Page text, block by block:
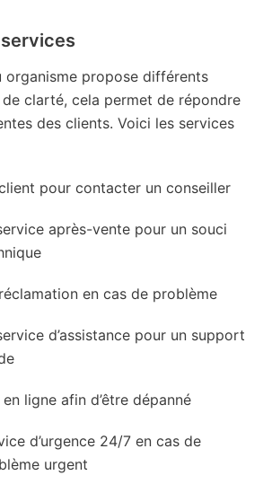
organisme propose différents
clarté, cela permet de répondre
des clients. Voici les services
pour contacter un conseiller
après-vente pour un souci
en cas de problème
d’assistance pour un support
ligne afin d’être dépanné
d’urgence 24/7 en cas de
urgent